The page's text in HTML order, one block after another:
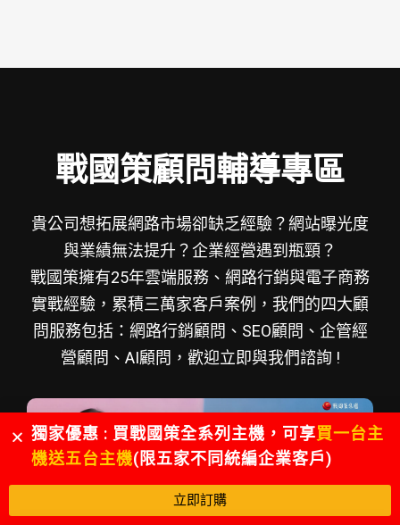
戰國策顧問輔導專區
貴公司想拓展網路市場卻缺乏經驗？網站曝光度
與業績無法提升？企業經營遇到瓶頸？
戰國策擁有25年雲端服務、網路行銷與電子商務
實戰經驗，累積三萬家客戶案例，我們的四大顧
問服務包括：網路行銷顧問、SEO顧問、企管經
營顧問、AI顧問，歡迎立即與我們諮詢 !
獨家優惠 : 買戰國策全系列主機，可享買一台主
機送五台主機(限五家不同統編企業客戶)
立即訂購